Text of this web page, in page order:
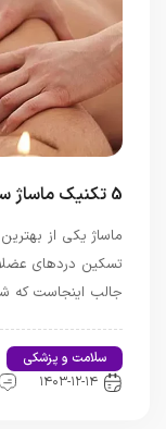
5 تکنیک ماساژ ساده که هر کسی باید یاد بگیرد
ماساژ یکی از
تسکین دردهای
جالب اینجاست که
سلامت و پزشکی
۱۴۰۳-۱۲-۱۴